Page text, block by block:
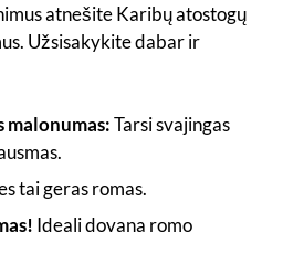
atnešite Karibų atostogų
Užsisakykite dabar ir
Tarsi svajingas
tai geras romas.
Ideali dovana romo